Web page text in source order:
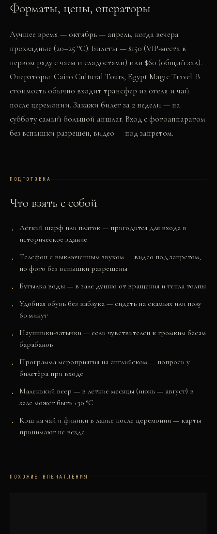
Форматы, цены, операторы
Лучшее время — октябрь — апрель, когда вечера
прохладные (20–25 °C). Билеты — $150 (VIP-места в
первом ряду с чаем и сладостями) или $60 (общий зал).
Операторы: Cairo Cultural Tours, Egypt Magic Travel. В
стоимость обычно входит трансфер из отеля и чай
после церемонии. Закажи билет за 2 недели — на
субботу самый большой аншлаг. Вход с фотоаппаратом
без вспышки разрешён, видео — под запретом.
ПОДГОТОВКА
Что взять с собой
Лёгкий шарф или платок — пригодится для входа в
историческое здание
Телефон с выключенным звуком — видео под запретом,
но фото без вспышки разрешены
Бутылка воды — в зале душно от вращения и тепла толпы
Удобная обувь без каблука — сидеть на скамьях или полу
60 минут
Наушники-затычки — если чувствителен к громким басам
барабанов
Программа мероприятия на английском — попроси у
билетёра при входе
Маленький веер — в летние месяцы (июнь — август) в
зале может быть +30 °C
Кэш на чай и финики в лавке после церемонии — карты
принимают не везде
ПОХОЖИЕ ВПЕЧАТЛЕНИЯ